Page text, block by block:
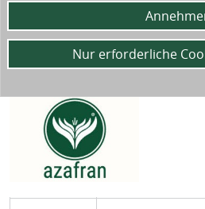
Nur erforderliche